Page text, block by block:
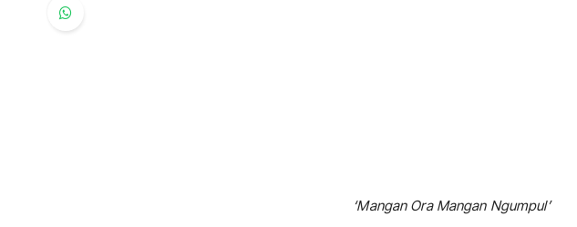
‘Mangan Ora Mangan Ngumpul’